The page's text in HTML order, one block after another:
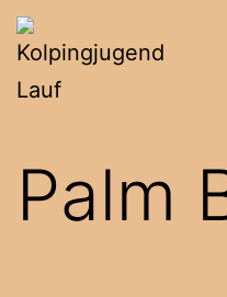
Zum
Inhalt
springen
Kolpingjugend
Lauf
Palm